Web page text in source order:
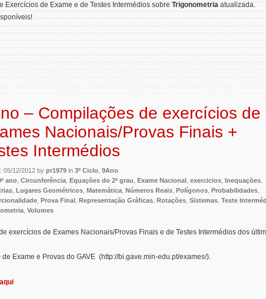
Exercícios de Exame e de Testes Intermédios sobre Trigonometria atualizada.
– Compilações de exercícios de
Nacionais/Provas Finais +
Intermédios
05/12/2012 by pr1979 in 3º Ciclo 9Ano
ano Circunferência Equações do 2º grau Exame Nacional exercicios Inequações
Lugares Geométricos Matemática Números Reais Polígonos Probabilidades
Prova Final Representação Gráficas Rotações Sistemas Teste
Volumes
exercícios de Exames Nacionais/Provas Finais e de Testes Intermédios dos
de Exame e Provas do GAVE (http://bi.gave.min-edu.pt/exames/).
aqui